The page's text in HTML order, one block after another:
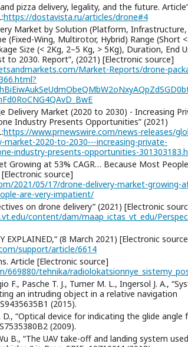
pizza delivery, legality, and the future.
https://dostavista.ru/articles/drone#4
Market by Solution (Platform, Infrastructure,
(Fixed-Wing, Multirotor, Hybrid) Range (Short
Size (< 2Kg, 2–5 Kg, > 5Kg), Duration, End
to 2030. Report”, (2021) [Electronic source]
Market-Reports/drone-
Delivery Market (2020 to 2030) - Increasing
Industry Presents Opportunities” (2021)
https://www.prnewswire.com/news-releases/
market-2020-to-2030---increasing-private-
industry-presents-opportunities-
Growing at 53% CAGR… Because Most
source]
2021/05/17/drone-delivery-market-growing-
are-very-impatient/
on drone delivery” (2021) [Electronic
content/dam/maap_ictas_vt_edu/
EXPLAINED,“ (8 March 2021) [Electronic
support/article/6614
Article [Electronic source]
669880/tehnika/
F., Pasche T. J., Turner M. L., Ingersol J. A.,
an intruding object in a relative navigation
(2015).
“Optical device for indicating the glide angle
(2009).
B., “The UAV take-off and landing system